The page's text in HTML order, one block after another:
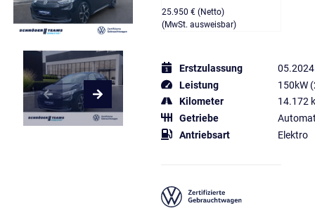
25.950 € (Netto)
(MwSt. ausweisbar)
Erstzulassung
05.2024
Leistung
150kW
Kilometer
14.172
Getriebe
Antriebsart
Elektro